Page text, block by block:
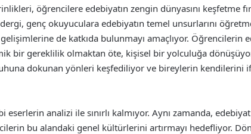
öğrencilere edebiyatın zengin dünyasını keşfetme
genç okuyuculara edebiyatın temel unsurlarını
de katkıda bulunmayı amaçlıyor. Öğrencilerin
bir gereklilik olmaktan öte, kişisel bir yolculuğa
dokunan yönleri keşfediliyor ve bireylerin kendilerini
eserlerin analizi ile sınırlı kalmıyor. Aynı zamanda,
bu alandaki genel kültürlerini artırmayı hedefliyor.